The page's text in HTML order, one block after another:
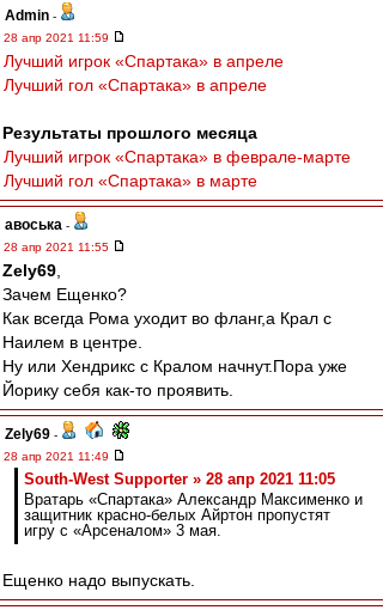
Admin -
28 апр 2021 11:59
Лучший игрок «Спартака» в апреле
Лучший гол «Спартака» в апреле
Результаты прошлого месяца
Лучший игрок «Спартака» в феврале-марте
Лучший гол «Спартака» в марте
авоська -
28 апр 2021 11:55
Zely69
Зачем Ещенко?
Как всегда Рома уходит во фланг,а Крал с
Наилем в центре.
Ну или Хендрикс с Кралом начнут.Пора уже
Йорику себя как-то проявить.
Zely69 -
28 апр 2021 11:49
South-West Supporter » 28 апр 2021 11:05
Вратарь «Спартака» Александр Максименко и
защитник красно-белых Айртон пропустят
игру с «Арсеналом» 3 мая.
Ещенко надо выпускать.